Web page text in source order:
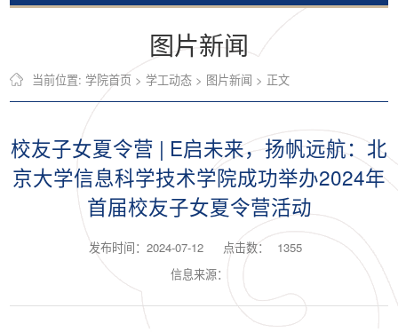
图片新闻
当前位置:学院首页 >学工动态 > 图片新闻 > 正文
校友子女夏令营 | E启未来，扬帆远航：北
京大学信息科学技术学院成功举办2024年
首届校友子女夏令营活动
发布时间：2024-07-12 点击数：
1355
信息来源：